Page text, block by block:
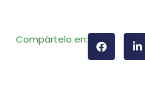
Compártelo en: